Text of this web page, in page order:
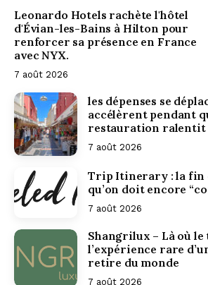
Leonardo Hotels rachète l'hôtel
d'Évian-les-Bains à Hilton pour
renforcer sa présence en France
avec NYX.
7 août 2026
les dépenses se
accélèrent pendant
restauration ralentit
7 août 2026
Trip Itinerary : la fin
qu’on doit encore
7 août 2026
Shangrilux – Là où le
l’expérience rare
retire du monde
7 août 2026
Opinion
– Orisha